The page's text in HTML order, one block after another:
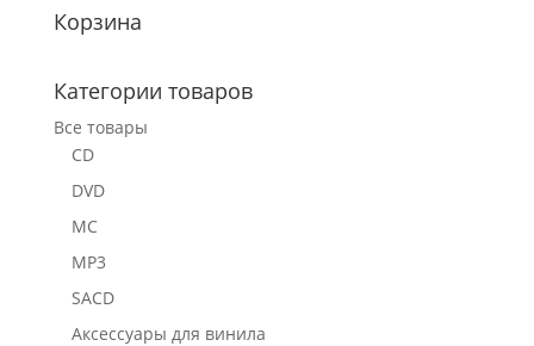
Корзина
Категории товаров
Все товары
CD
DVD
MC
MP3
SACD
Аксессуары для винила